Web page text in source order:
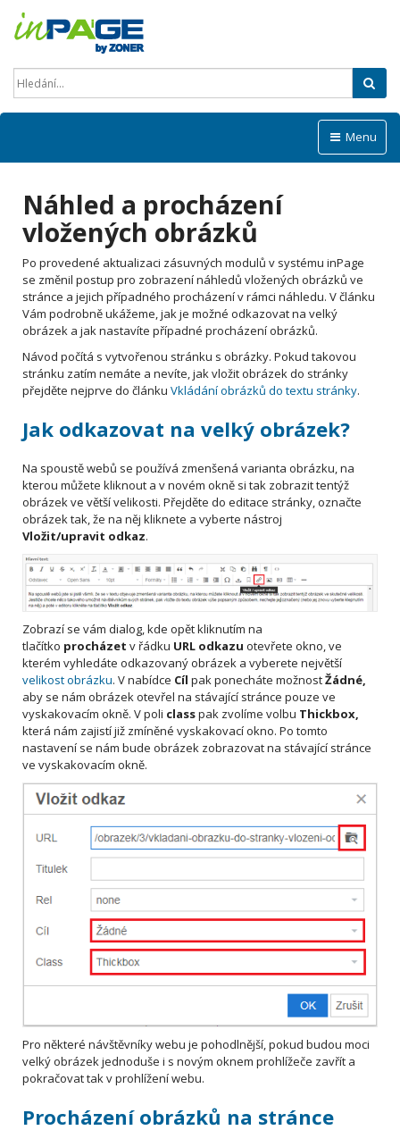
Menu
Náhled a procházení
vložených obrázků
Po provedené aktualizaci zásuvných modulů v systému inPage
se změnil postup pro zobrazení náhledů vložených obrázků ve
stránce a jejich případného procházení v rámci náhledu. V článku
Vám podrobně ukážeme, jak je možné odkazovat na velký
obrázek a jak nastavíte případné procházení obrázků.
Návod počítá s vytvořenou stránku s obrázky. Pokud takovou
stránku zatím nemáte a nevíte, jak vložit obrázek do stránky
přejděte nejprve do článku Vkládání obrázků do textu stránky.
Jak odkazovat na velký obrázek?
Na spoustě webů se používá zmenšená varianta obrázku, na
kterou můžete kliknout a v novém okně si tak zobrazit tentýž
obrázek ve větší velikosti. Přejděte do editace stránky, označte
obrázek tak, že na něj kliknete a vyberte nástroj
Vložit/upravit odkaz.
Zobrazí se vám dialog, kde opět kliknutím na
tlačítko procházet v řádku URL odkazu otevřete okno, ve
kterém vyhledáte odkazovaný obrázek a vyberete největší
velikost obrázku. V nabídce Cíl pak ponecháte možnostŽádné,
aby se nám obrázek otevřel na stávající stránce pouze ve
vyskakovacím okně. V poli classpak zvolíme volbu Thickbox,
která nám zajistí již zmíněné vyskakovací okno. Po tomto
nastavení se nám bude obrázek zobrazovat na stávající stránce
ve vyskakovacím okně.
Pro některé návštěvníky webu je pohodlnější, pokud budou moci
velký obrázek jednoduše i s novým oknem prohlížeče zavřít a
pokračovat tak v prohlížení webu.
Procházení obrázků na stránce